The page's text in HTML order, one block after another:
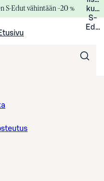
S-Edut vähintään –20 %
S-